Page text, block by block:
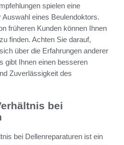
spielen eine
eines Beulendoktors.
früheren Kunden können Ihnen
finden. Achten Sie darauf,
über die Erfahrungen anderer
gibt Ihnen einen besseren
Zuverlässigkeit des
bei
bei Dellenreparaturen ist ein